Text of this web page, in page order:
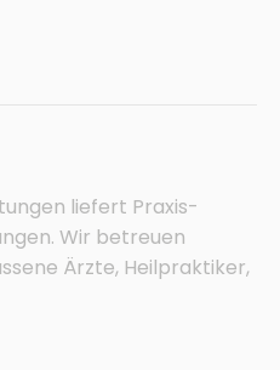
liefert Praxis­
Wir betreuen
Ärzte, Heilpraktiker,